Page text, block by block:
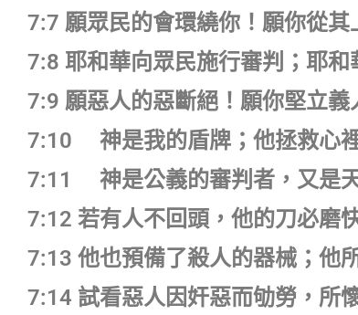
7:7 願眾民的會環繞你！願你從其
7:8 耶和華向眾民施行審判；耶
7:9 願惡人的惡斷絕！願你堅立
7:10 神是我的盾牌；他拯救心
7:11 神是公義的審判者，又是
7:12 若有人不回頭，他的刀必磨
7:13 他也預備了殺人的器械；他
7:14 試看惡人因奸惡而劬勞，所